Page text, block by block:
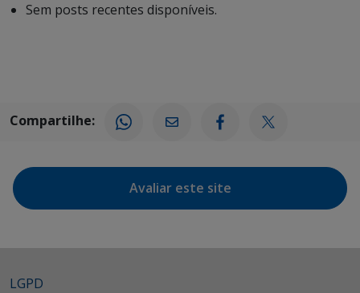
Sem posts recentes disponíveis.
Compartilhe:
Avaliar este site
LGPD